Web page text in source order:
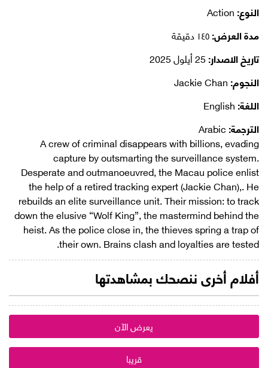
النوع:
مدة العرض:
تاريخ الاصدار:
النجوم:
اللغة:
الترجمة:
A crew of criminal disappears with billions, evading
capture by outsmarting the surveillance system.
Desperate and outmanoeuvred, the Macau police enlist
the help of a retired tracking expert (Jackie Chan),. He
rebuilds an elite surveillance unit. Their mission: to track
down the elusive “Wolf King”, the mastermind behind the
heist. As the police close in, the thieves spring a trap of
their own. Brains clash and loyalties are tested.
أفلام أخرى ننصحك بمشاهدتها
يعرض الآن
قريبا